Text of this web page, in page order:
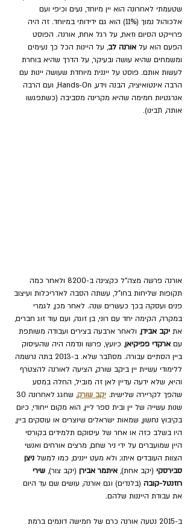
שטעמתי לאחרונה הוא יין מיוחד, נעים וכיפי ועם
אלכוהול נמוך (11%) הוא גם ידידותי במיוחד. זה היה
פרוייקט הסיום וזאת, על רגל אחת, אורנה. הפוסט
הפעם הוא על אורנה לב, על היינות הכל כך נעימים
ומשמחים שהיא עושה ובעיקר, על הדרך שהיא בוחרת
לעשות אותם. פוסט על ייננית מיוחדת שעושה יינות עם
הרבה אינטואיציה, הבנה וידע, Hands-On, ועם הרבה
אנרגטיות חמימה שהיא מקרינה מסביבה (כשתפגשו
אותה, תבינו).
אורנה פרשה מצה"ל כקצינה ב-8200 ולאחר כמה
תקופות שליחות בחו"ל, עשתה הסבה לאדריכלות ועיצוב
פנים ועסקה בכך כעשרים שנה. לאחר מכן, לגמרי
במקרה, הקימה יחד עם רוני, בן זוגה, ועם עוד זוג חברים,
את יקב אבידן, ולאחר ארבעה בצירים ועבודה משותפת
עם ארקדי פפיקיאן, כיועץ, פרשו ונדמה היה שהעיסוק
ביין הסתיים עבורה. מסתבר שלא. ב-2013 בתה נרשמה
ללימודי עשיית יין ביקב שורק, הציעה לאורנה להצטרף
והיא, שלא ידעה עדיין לאן זה מוביל, החלה במסע
שהפך לקריירה שלישית. יקב שורק
שנות עשייה של יין ובית ספר ליין, הוא מקום ייחודי, כיום
בקיבוץ נחשון, שמאות ישראלים שיוצרים או עוסקים ביין,
היו בשלב כזה או אחר של עיסוקם תלמידים בקורסי
היין שמועברים על ידי ניר שחם, מרצים אורחים ואנשי
הצוות העובדים איתו; ולא מעט ייננים, כמו למשל ניצן
סבירסקי (יקב אחת), איתמר אבירן (יקב צור), שירי
רוזנטל-קובה (בלנדים) וגם אורנה, עושים שם עד היום
את עבודת הייננות שלהם.
ב-2015 נטעה אורנה כרם של חמישה דונמים ברמת